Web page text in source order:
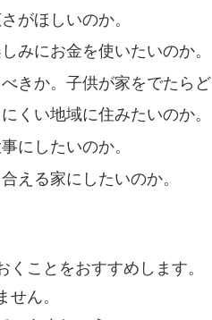
がほしいのか。
みにお金を使いたいのか。
きか。子供が家をでたらど
くい地域に住みたいのか。
にしたいのか。
える家にしたいのか。
ことをおすすめします。
ん。